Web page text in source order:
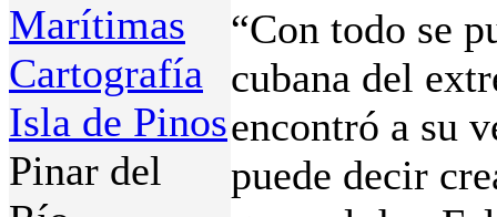
Marítimas
Cartografía
Isla de Pinos
Pinar del
“Con todo se
cubana del
encontró a su
puede decir